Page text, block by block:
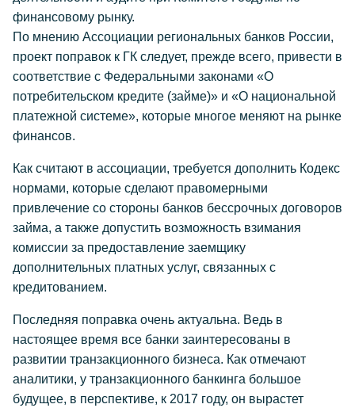
финансовому рынку.
По мнению Ассоциации региональных банков России,
проект поправок к ГК следует, прежде всего, привести в
соответствие с Федеральными законами «О
потребительском кредите (займе)» и «О национальной
платежной системе», которые многое меняют на рынке
финансов.
Как считают в ассоциации, требуется дополнить Кодекс
нормами, которые сделают правомерными
привлечение со стороны банков бессрочных договоров
займа, а также допустить возможность взимания
комиссии за предоставление заемщику
дополнительных платных услуг, связанных с
кредитованием.
Последняя поправка очень актуальна. Ведь в
настоящее время все банки заинтересованы в
развитии транзакционного бизнеса. Как отмечают
аналитики, у транзакционного банкинга большое
будущее, в перспективе, к 2017 году, он вырастет